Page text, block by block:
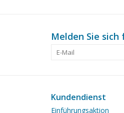
Melden Sie
Kundendienst
Einführungsaktion